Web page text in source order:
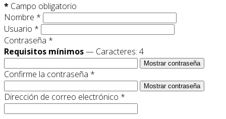
* Campo obligatorio
Nombre *
Usuario *
Contraseña *
Requisitos mínimos— Caracteres: 4
Mostrar contraseña
Confirme la contraseña *
Mostrar contraseña
Dirección de correo electrónico *